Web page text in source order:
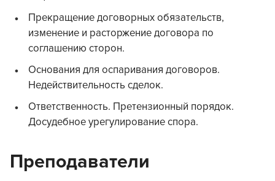
Прекращение договорных обязательств,
изменение и расторжение договора по
соглашению сторон.
Основания для оспаривания договоров.
Недействительность сделок.
Ответственность. Претензионный порядок.
Досудебное урегулирование спора.
Преподаватели